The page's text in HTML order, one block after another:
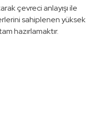
Suni Çim Halılar / 50mm Earth Green
çevreci anlayışı ile
sahiplenen yüksek
hazırlamaktır.